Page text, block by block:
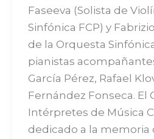
Faseeva (Solista de
Sinfónica FCP) y
de la Orquesta
pianistas
García Pérez, Rafael
Fernández Fonseca. El
Intérpretes de Música
dedicado a la memoria